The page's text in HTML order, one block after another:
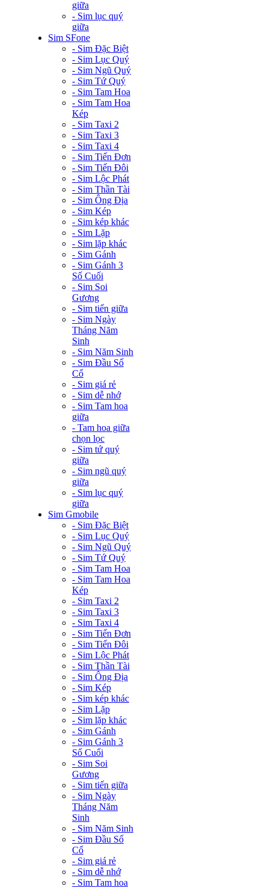
giữa
- Sim lục quý
giữa
Sim SFone
- Sim Đặc Biệt
- Sim Lục Quý
- Sim Ngũ Quý
- Sim Tứ Quý
- Sim Tam Hoa
- Sim Tam Hoa
Kép
- Sim Taxi 2
- Sim Taxi 3
- Sim Taxi 4
- Sim Tiến Đơn
- Sim Tiến Đôi
- Sim Lộc Phát
- Sim Thần Tài
- Sim Ông Địa
- Sim Kép
- Sim kép khác
- Sim Lặp
- Sim lặp khác
- Sim Gánh
- Sim Gánh 3
Số Cuối
- Sim Soi
Gương
- Sim tiến giữa
- Sim Ngày
Tháng Năm
Sinh
- Sim Năm Sinh
- Sim Đầu Số
Cổ
- Sim giá rẻ
- Sim dễ nhớ
- Sim Tam hoa
giữa
- Tam hoa giữa
chọn lọc
- Sim tứ quý
giữa
- Sim ngũ quý
giữa
- Sim lục quý
giữa
Sim Gmobile
- Sim Đặc Biệt
- Sim Lục Quý
- Sim Ngũ Quý
- Sim Tứ Quý
- Sim Tam Hoa
- Sim Tam Hoa
Kép
- Sim Taxi 2
- Sim Taxi 3
- Sim Taxi 4
- Sim Tiến Đơn
- Sim Tiến Đôi
- Sim Lộc Phát
- Sim Thần Tài
- Sim Ông Địa
- Sim Kép
- Sim kép khác
- Sim Lặp
- Sim lặp khác
- Sim Gánh
- Sim Gánh 3
Số Cuối
- Sim Soi
Gương
- Sim tiến giữa
- Sim Ngày
Tháng Năm
Sinh
- Sim Năm Sinh
- Sim Đầu Số
Cổ
- Sim giá rẻ
- Sim dễ nhớ
- Sim Tam hoa